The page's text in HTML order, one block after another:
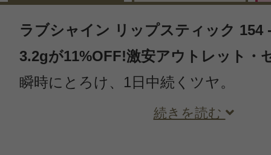
ラブシャイン リップスティック 154
3.2gが11%OFF!激安アウトレット・
瞬時にとろけ、1日中続くツヤ。
続きを読む